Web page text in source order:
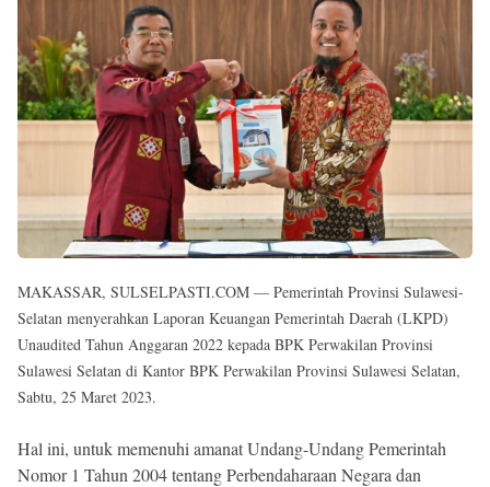
MAKASSAR, SULSELPASTI.COM — Pemerintah Provinsi Sulawesi-
Selatan menyerahkan Laporan Keuangan Pemerintah Daerah (LKPD)
Unaudited Tahun Anggaran 2022 kepada BPK Perwakilan Provinsi
Sulawesi Selatan di Kantor BPK Perwakilan Provinsi Sulawesi Selatan,
Sabtu, 25 Maret 2023.
Hal ini, untuk memenuhi amanat Undang-Undang Pemerintah
Nomor 1 Tahun 2004 tentang Perbendaharaan Negara dan